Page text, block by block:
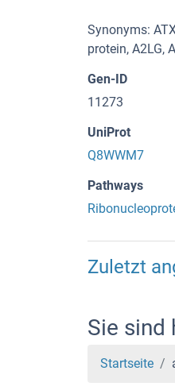
Synonyms:
protein, A2LG,
Gen-ID
11273
UniProt
Q8WWM7
Pathways
Zuletzt
Sie sind
Startseite